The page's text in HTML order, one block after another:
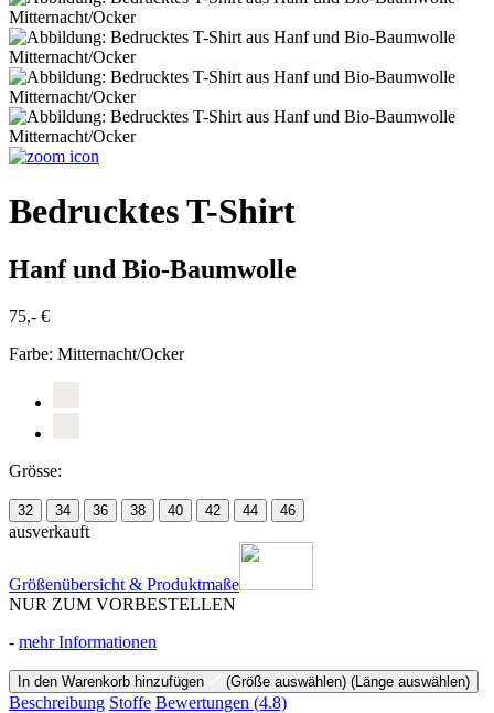
Bedrucktes T-Shirt
Hanf und Bio-Baumwolle
75,- €
Farbe: Mitternacht/Ocker
Grösse:
32 34 36 38 40 42 44 46
ausverkauft
Größenübersicht & Produktmaße
NUR ZUM VORBESTELLEN
- mehr Informationen
In den Warenkorb hinzufügen (Größe auswählen) (Länge auswählen)
Beschreibung Stoffe Bewertungen (4.8)